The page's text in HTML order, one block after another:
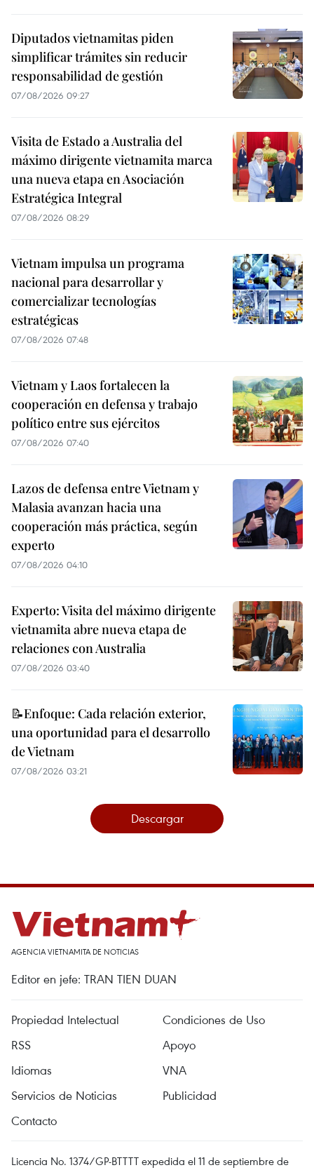
Diputados vietnamitas piden
simplificar trámites sin reducir
responsabilidad de gestión
07/08/2026 09:27
Visita de Estado a Australia del
máximo dirigente vietnamita marca
una nueva etapa en Asociación
Estratégica Integral
07/08/2026 08:29
Vietnam impulsa un programa
nacional para desarrollar y
comercializar tecnologías
estratégicas
07/08/2026 07:48
Vietnam y Laos fortalecen la
cooperación en defensa y trabajo
político entre sus ejércitos
07/08/2026 07:40
Lazos de defensa entre Vietnam y
Malasia avanzan hacia una
cooperación más práctica, según
experto
07/08/2026 04:10
Experto: Visita del máximo dirigente
vietnamita abre nueva etapa de
relaciones con Australia
07/08/2026 03:40
📝Enfoque: Cada relación exterior,
una oportunidad para el desarrollo
de Vietnam
07/08/2026 03:21
Descargar
AGENCIA VIETNAMITA DE NOTICIAS
Editor en jefe: TRAN TIEN DUAN
Propiedad Intelectual
Condiciones de Uso
RSS
Apoyo
Idiomas
VNA
Servicios de Noticias
Publicidad
Contacto
Licencia No. 1374/GP-BTTTT expedida el 11 de septiembre de